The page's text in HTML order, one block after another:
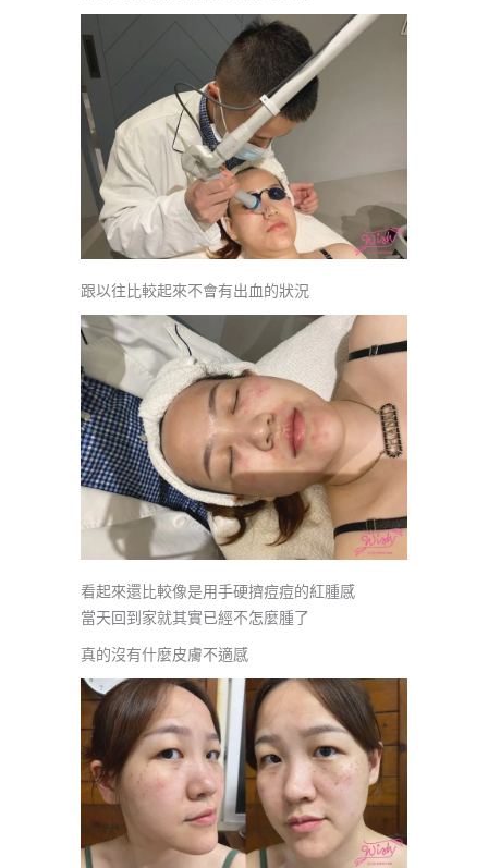
跟以往比較起來不會有出血的狀況
看起來還比較像是用手硬擠痘痘的紅腫感
當天回到家就其實已經不怎麼腫了
真的沒有什麼皮膚不適感